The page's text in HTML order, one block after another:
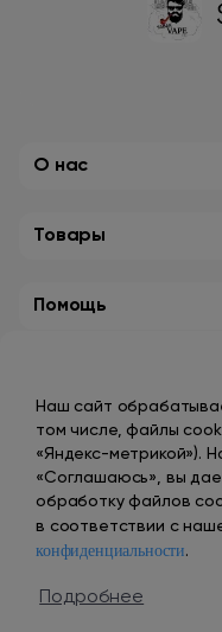
Наш сайт
том числе, файлы
«Яндекс-метрикой»).
«Соглашаюсь», вы
обработку файлов
в соответствии с
конфиденциальности.
Подробнее
О нас
Товары
Помощь
+7
пн-